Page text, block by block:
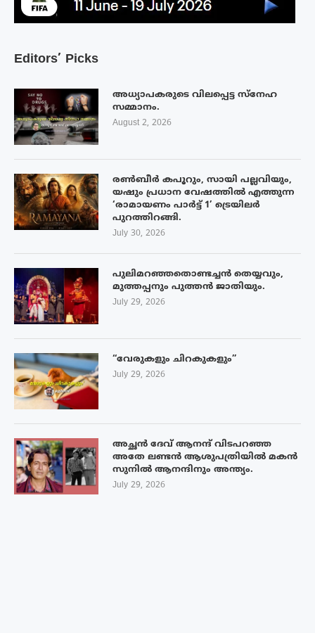
Editors’ Picks
അധ്യാപകരുടെ വിലപ്പെട്ട സ്നേഹ
സമ്മാനം.
August 2, 2026
രൺബീർ കപൂറും, സായി പല്ലവിയും,
യഷും പ്രധാന വേഷത്തിൽ എത്തുന്ന
‘രാമായണം പാർട്ട് 1’ ട്രെയിലർ
പുറത്തിറങ്ങി.
July 30, 2026
പുലിമറഞ്ഞതൊണ്ടച്ചൻ തെയ്യവും,
മുത്തപ്പനും പുത്തൻ ജാതിയും.
July 29, 2026
“വേരുകളും ചിറകുകളും”
July 29, 2026
അച്ഛൻ ദേവ് ആനന്ദ് വിടപറഞ്ഞ
അതേ ലണ്ടൻ ആശുപത്രിയിൽ മകൻ
സുനിൽ ആനന്ദിനും അന്ത്യം.
July 29, 2026